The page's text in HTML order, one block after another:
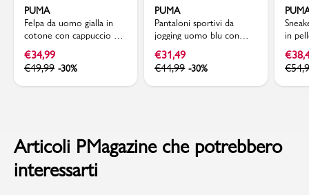
PUMA
Felpa da uomo gialla in
cotone con cappuccio e
logo a contrasto Puma
€34,99
€49,99 -30%
PUMA
Pantaloni sportivi da
jogging uomo blu con
logo Puma
€31,49
€44,99 -30%
in
con
€
€
Articoli PMagazine che potrebbero
interessarti